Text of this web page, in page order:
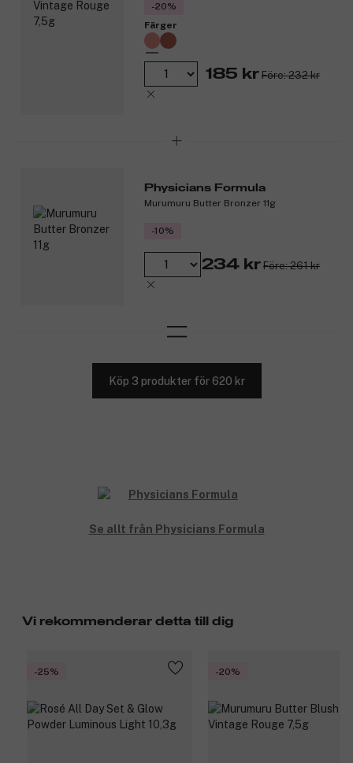
-20%
Färger
185 kr Före: 232 kr
Physicians Formula
Murumuru Butter Bronzer 11g
-10%
234 kr Före: 261 kr
Köp 3 produkter för 620 kr
Se allt från Physicians Formula
Vi rekommenderar detta till dig
-25% -20%